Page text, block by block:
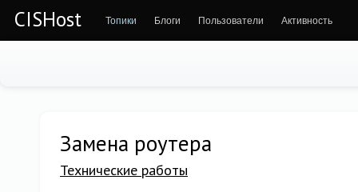
CISHost Топики Блоги Пользователи Активность
Замена роутера
Технические работы